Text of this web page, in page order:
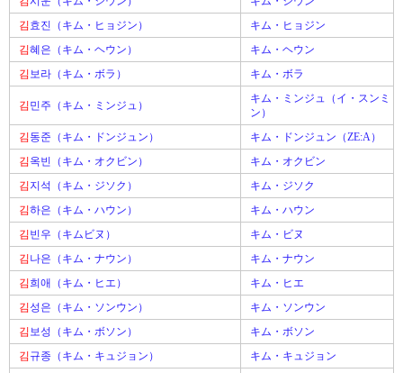
김 효진（キム・ヒョジン）
キム・ヒョジン
김혜은（キム・ヘウン）
キム・ヘウン
김 보라（キム・ボラ） キム・ボラ
김 민주（キム・ミンジュ）
キム・ミンジュ（イ・スンミ
ン）
김 동준（キム・ドンジュン）
キム・ドンジュン（ZE:A）
김 옥빈（キム・オクビン）
キム・オクビン
김 지석（キム・ジソク）
キム・ジソク
김하은（キム・ハウン）
キム・ハウン
김 빈우（キムビヌ）
キム・ビヌ
김 나은（キム・ナウン）
キム・ナウン
김희애（キム・ヒエ）
キム・ヒエ
김성은（キム・ソンウン）
キム・ソンウン
김 보성（キム・ボソン）
キム・ボソン
김 규종（キム・キュジョン）
キム・キュジョン